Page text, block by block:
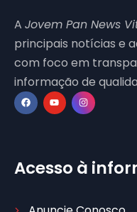
A Jovem Pan News
principais notícias e
com foco em
informação de
Acesso à